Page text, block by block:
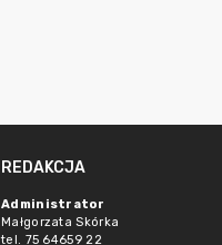
REDAKCJA
Administrator
Małgorzata Skórka
tel. 75 64659 22